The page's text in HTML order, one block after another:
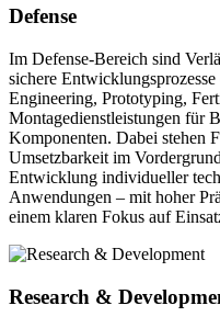
Defense
Im Defense-Bereich sind
sichere
Engineering, Prototyping,
Montagedienstleistungen für
Komponenten. Dabei stehen
Umsetzbarkeit im
Entwicklung individueller
Anwendungen – mit hoher
einem klaren Fokus auf
Research &